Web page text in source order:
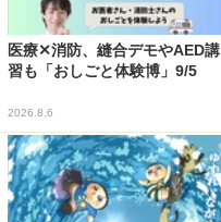
医療✕消防、縫合デモやAED講
習も「おしごと体験博」9/5
2026.8.6